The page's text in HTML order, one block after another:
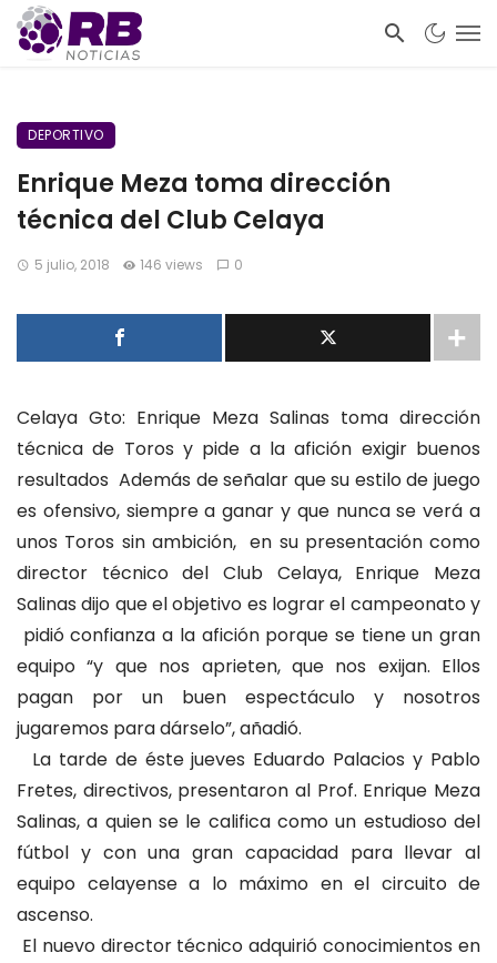
DEPORTIVO
Enrique Meza toma dirección
técnica del Club Celaya
5 julio, 2018 146 views 0
Celaya Gto: Enrique Meza Salinas toma dirección
técnica de Toros y pide a la afición exigir buenos
resultados Además de señalar que su estilo de juego
es ofensivo, siempre a ganar y que nunca se verá a
unos Toros sin ambición, en su presentación como
director técnico del Club Celaya, Enrique Meza
Salinas dijo que el objetivo es lograr el campeonato y
pidió confianza a la afición porque se tiene un gran
equipo “y que nos aprieten, que nos exijan. Ellos
pagan por un buen espectáculo y nosotros
jugaremos para dárselo”, añadió.
La tarde de éste jueves Eduardo Palacios y Pablo
Fretes, directivos, presentaron al Prof. Enrique Meza
Salinas, a quien se le califica como un estudioso del
fútbol y con una gran capacidad para llevar al
equipo celayense a lo máximo en el circuito de
ascenso.
El nuevo director técnico adquirió conocimientos en